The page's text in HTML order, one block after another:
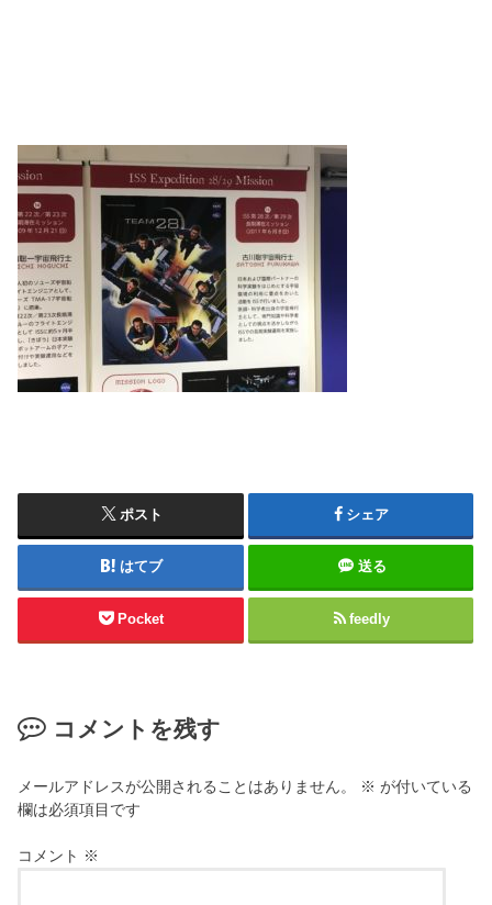
ポスト シェア
はてブ 送る
Pocket feedly
コメントを残す
メールアドレスが公開されることはありません。 ※ が付いている
欄は必須項目です
コメント ※